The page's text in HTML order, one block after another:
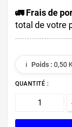
🚛 Frais de
total de votre
ℹ️ Poids : 0,50
QUANTITÉ :